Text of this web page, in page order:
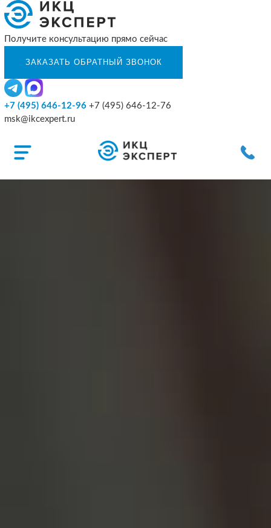
Получите консультацию прямо сейчас
+7 (495) 646-12-96 +7 (495) 646-12-76
msk@ikcexpert.ru